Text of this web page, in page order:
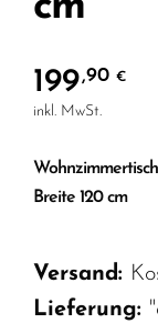
199,90 €
inkl. MwSt.
Breite 120 cm
Versand:
Lieferung: